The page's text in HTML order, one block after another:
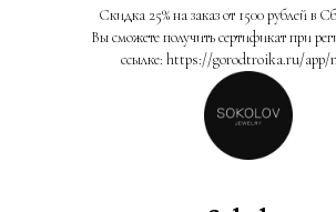
Скидка 25% на заказ от 1500 рублей в
Вы сможете получить сертификат при
ссылке: https://gorodtroika.ru/app/